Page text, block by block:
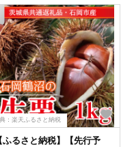
：楽天ふるさと納税
ふるさと納税】【先行予